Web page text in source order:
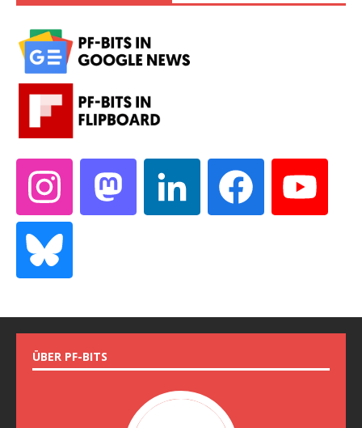
ÜBER PF-BITS